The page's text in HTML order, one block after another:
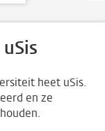
heet uSis.
en ze